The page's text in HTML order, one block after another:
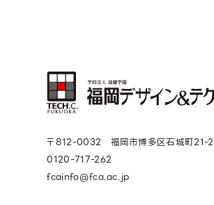
〒812-0032 福岡市博多区石城町21-2
0120-717-262
fcainfo@fca.ac.jp